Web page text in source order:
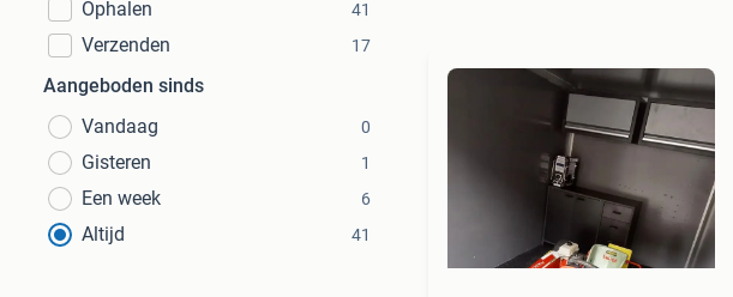
Ophalen
41
Verzenden 17
Aangeboden sinds
Vandaag
0
Gisteren 1
Een week 6
Altijd 41